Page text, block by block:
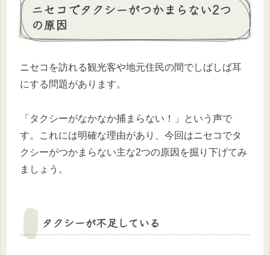
ニセコでタクシーがつかまらない2つ
の原因
ニセコを訪れる観光客や地元住民の間でしばしば耳
にする問題があります。
「タクシーがなかなか捕まらない！」という声で
す。これには明確な理由があり、今回はニセコでタ
クシーがつかまらない主な2つの原因を掘り下げてみ
ましょう。
タクシーが不足している